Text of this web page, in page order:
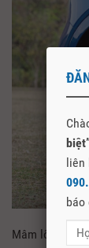
Mâm lốp được
liên
báo